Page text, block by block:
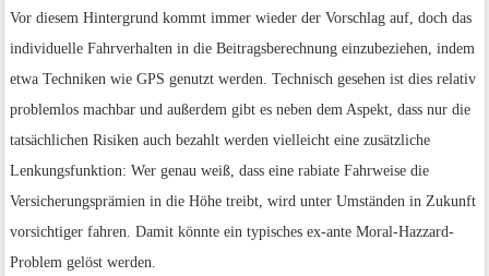
Vor diesem Hintergrund kommt immer wieder der Vorschlag auf, doch das
individuelle Fahrverhalten in die Beitragsberechnung einzubeziehen, indem
etwa Techniken wie GPS genutzt werden. Technisch gesehen ist dies relativ
problemlos machbar und außerdem gibt es neben dem Aspekt, dass nur die
tatsächlichen Risiken auch bezahlt werden vielleicht eine zusätzliche
Lenkungsfunktion: Wer genau weiß, dass eine rabiate Fahrweise die
Versicherungsprämien in die Höhe treibt, wird unter Umständen in Zukunft
vorsichtiger fahren. Damit könnte ein typisches ex-ante Moral-Hazzard-
Problem gelöst werden.